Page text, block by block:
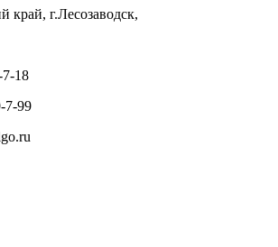
край, г.Лесозаводск,
18
7-99